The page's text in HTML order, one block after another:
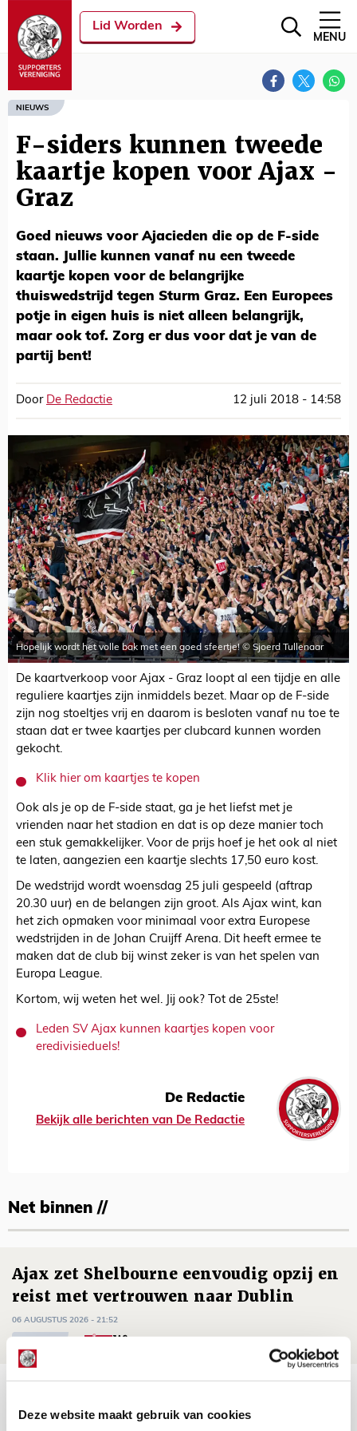
Deze website maakt gebruik van cookies
Lid Worden
MENU
NIEUWS
F-siders kunnen tweede
kaartje kopen voor Ajax -
Graz
Goed nieuws voor Ajacieden die op de F-side
staan. Jullie kunnen vanaf nu een tweede
kaartje kopen voor de belangrijke
thuiswedstrijd tegen Sturm Graz. Een Europees
potje in eigen huis is niet alleen belangrijk,
maar ook tof. Zorg er dus voor dat je van de
partij bent!
Door De Redactie 12 juli 2018 - 14:58
Hopelijk wordt het volle bak met een goed sfeertje! © Sjoerd Tullenaar
De kaartverkoop voor Ajax - Graz loopt al een tijdje en alle
reguliere kaartjes zijn inmiddels bezet. Maar op de F-side
zijn nog stoeltjes vrij en daarom is besloten vanaf nu toe te
staan dat er twee kaartjes per clubcard kunnen worden
gekocht.
Klik hier om kaartjes te kopen
Ook als je op de F-side staat, ga je het liefst met je
vrienden naar het stadion en dat is op deze manier toch
een stuk gemakkelijker. Voor de prijs hoef je het ook al niet
te laten, aangezien een kaartje slechts 17,50 euro kost.
De wedstrijd wordt woensdag 25 juli gespeeld (aftrap
20.30 uur) en de belangen zijn groot. Als Ajax wint, kan
het zich opmaken voor minimaal voor extra Europese
wedstrijden in de Johan Cruijff Arena. Dit heeft ermee te
maken dat de club bij winst zeker is van het spelen van
Europa League.
Kortom, wij weten het wel. Jij ook? Tot de 25ste!
Leden SV Ajax kunnen kaartjes kopen voor
eredivisieduels!
De Redactie
Bekijk alle berichten van De Redactie
Net binnen //
Ajax zet Shelbourne eenvoudig opzij en
reist met vertrouwen naar Dublin
06 AUGUSTUS 2026 - 21:52
Ajax - Helmond Sport!